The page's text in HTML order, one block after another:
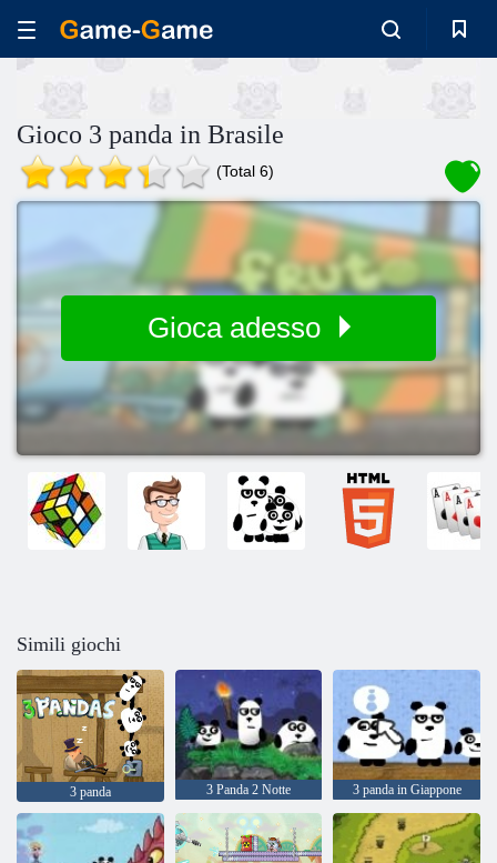
Gioco 3 panda in Brasile
(Total 6)
Gioca adesso
Simili giochi
3 panda 3 Panda 2 Notte 3 panda in Giappone